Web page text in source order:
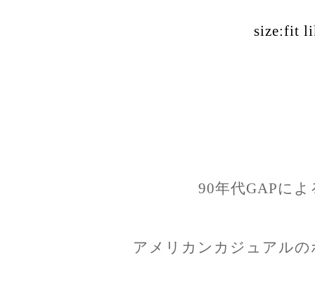
size:fit
90年代GAPに
アメリカンカジュアル